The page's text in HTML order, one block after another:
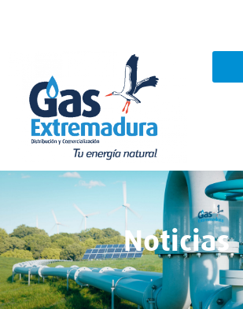
Noticias